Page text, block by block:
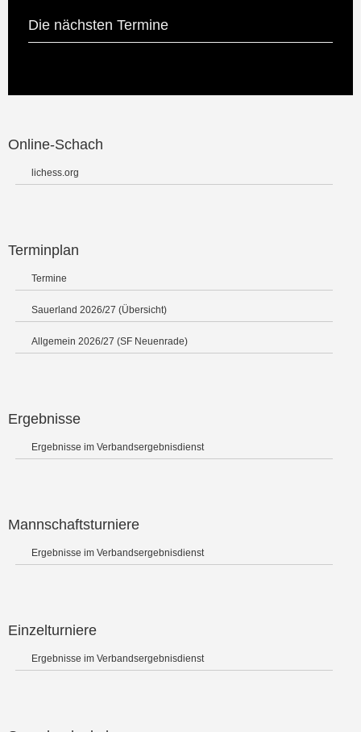
Die nächsten Termine
Online-Schach
lichess.org
Terminplan
Termine
Sauerland 2026/27 (Übersicht)
Allgemein 2026/27 (SF Neuenrade)
Ergebnisse
Ergebnisse im Verbandsergebnisdienst
Mannschaftsturniere
Ergebnisse im Verbandsergebnisdienst
Einzelturniere
Ergebnisse im Verbandsergebnisdienst